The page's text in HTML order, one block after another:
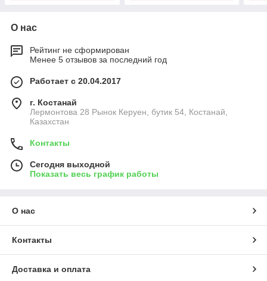
О нас
Рейтинг не сформирован
Менее 5 отзывов за последний год
Работает с 20.04.2017
г. Костанай
Лермонтова 28 Рынок Керуен, бутик 54, Костанай,
Казахстан
Контакты
Сегодня выходной
Показать весь график работы
О нас
Контакты
Доставка и оплата